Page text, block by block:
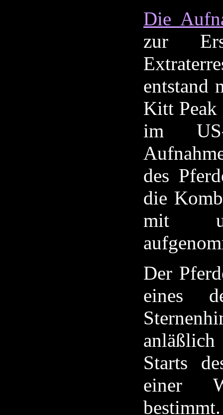
Die
zur
entstand
Kitt Peak
im
des
die
mit
Der
eines
Starts
einer